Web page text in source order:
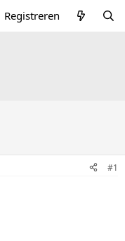
Registreren
#1